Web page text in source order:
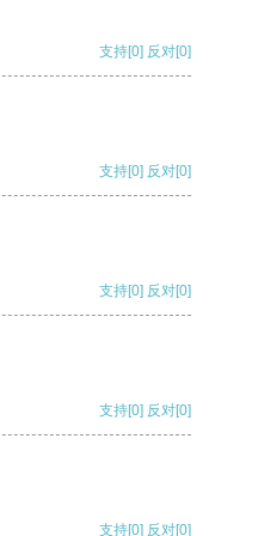
支持[0] 反对[0]
支持[0] 反对[0]
支持[0] 反对[0]
支持[0] 反对[0]
支持[0] 反对[0]